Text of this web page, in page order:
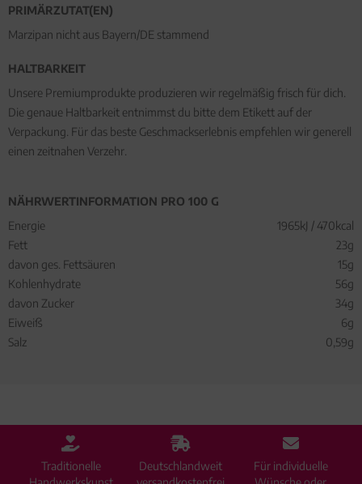
PRIMÄRZUTAT(EN)
Marzipan nicht aus Bayern/DE stammend
HALTBARKEIT
Unsere Premiumprodukte produzieren wir regelmäßig frisch für dich.
Die genaue Haltbarkeit entnimmst du bitte dem Etikett auf der
Verpackung. Für das beste Geschmackserlebnis empfehlen wir generell
einen zeitnahen Verzehr.
NÄHRWERTINFORMATION PRO 100 G
Energie
1965kJ / 470kcal
Fett
23g
davon ges. Fettsäuren
15g
Kohlenhydrate
56g
davon Zucker
34g
Eiweiß
6g
Salz
0,59g
Traditionelle
Deutschlandweit
Für individuelle